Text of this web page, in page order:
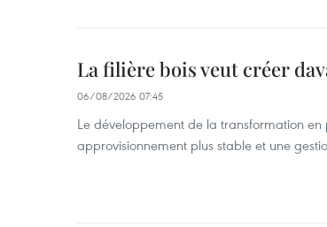
La filière bois veut créer
06/08/2026 07:45
Le développement de la transformation
approvisionnement plus stable et une